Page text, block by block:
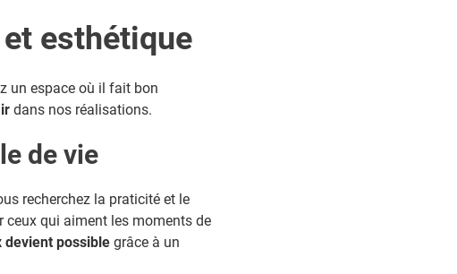
esthétique
un espace où il fait bon
dans nos réalisations.
de vie
recherchez la praticité et le
ceux qui aiment les moments de
devient possible grâce à un